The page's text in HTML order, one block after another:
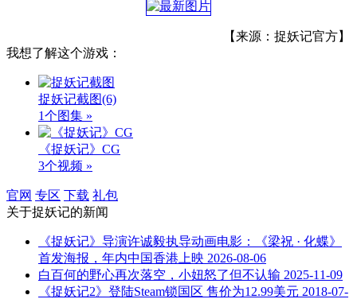
【来源：捉妖记官方】
我想了解这个游戏：
捉妖记截图(6)
1个图集 »
《捉妖记》CG
3个视频 »
官网 专区 下载 礼包
关于捉妖记的新闻
《捉妖记》导演许诚毅执导动画电影：《梁祝 · 化蝶》
首发海报，年内中国香港上映 2026-08-06
白百何的野心再次落空，小妞怒了但不认输 2025-11-09
《捉妖记2》登陆Steam锁国区 售价为12.99美元 2018-07-